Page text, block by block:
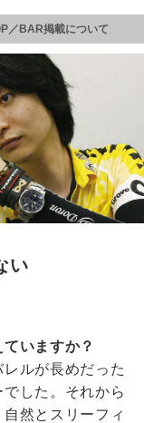
／BAR掲載について
い
いますか？
ルが長めだった
した。それから
然とスリーフィ